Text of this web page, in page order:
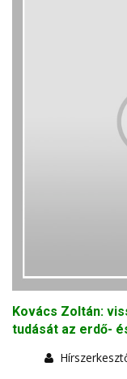
Kovács Zoltán:
tudását az erdő-